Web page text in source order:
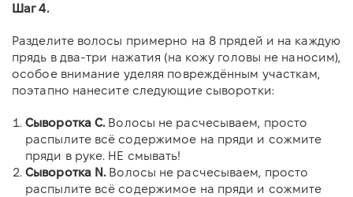
Шаг 4.
Разделите волосы примерно на 8 прядей и на каждую
прядь в два-три нажатия (на кожу головы не наносим),
особое внимание уделяя повреждённым участкам,
поэтапно нанесите следующие сыворотки:
Сыворотка С. Волосы не расчесываем, просто
распылите всё содержимое на пряди и сожмите
пряди в руке. НЕ смывать!
Сыворотка N.Волосы не расчесываем, просто
распылите всё содержимое на пряди и сожмите